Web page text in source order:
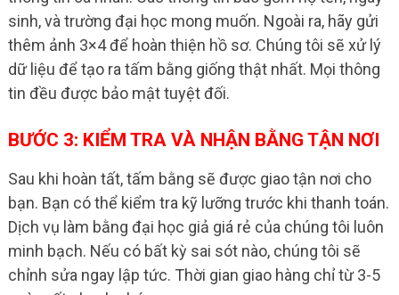
sinh, và trường đại học mong muốn. Ngoài ra, hãy gửi
thêm ảnh 3×4 để hoàn thiện hồ sơ. Chúng tôi sẽ xử lý
dữ liệu để tạo ra tấm bằng giống thật nhất. Mọi thông
tin đều được bảo mật tuyệt đối.
BƯỚC 3: KIỂM TRA VÀ NHẬN BẰNG TẬN NƠI
Sau khi hoàn tất, tấm bằng sẽ được giao tận nơi cho
bạn. Bạn có thể kiểm tra kỹ lưỡng trước khi thanh toán.
Dịch vụ làm bằng đại học giả giá rẻ của chúng tôi luôn
minh bạch. Nếu có bất kỳ sai sót nào, chúng tôi sẽ
chỉnh sửa ngay lập tức. Thời gian giao hàng chỉ từ 3-5